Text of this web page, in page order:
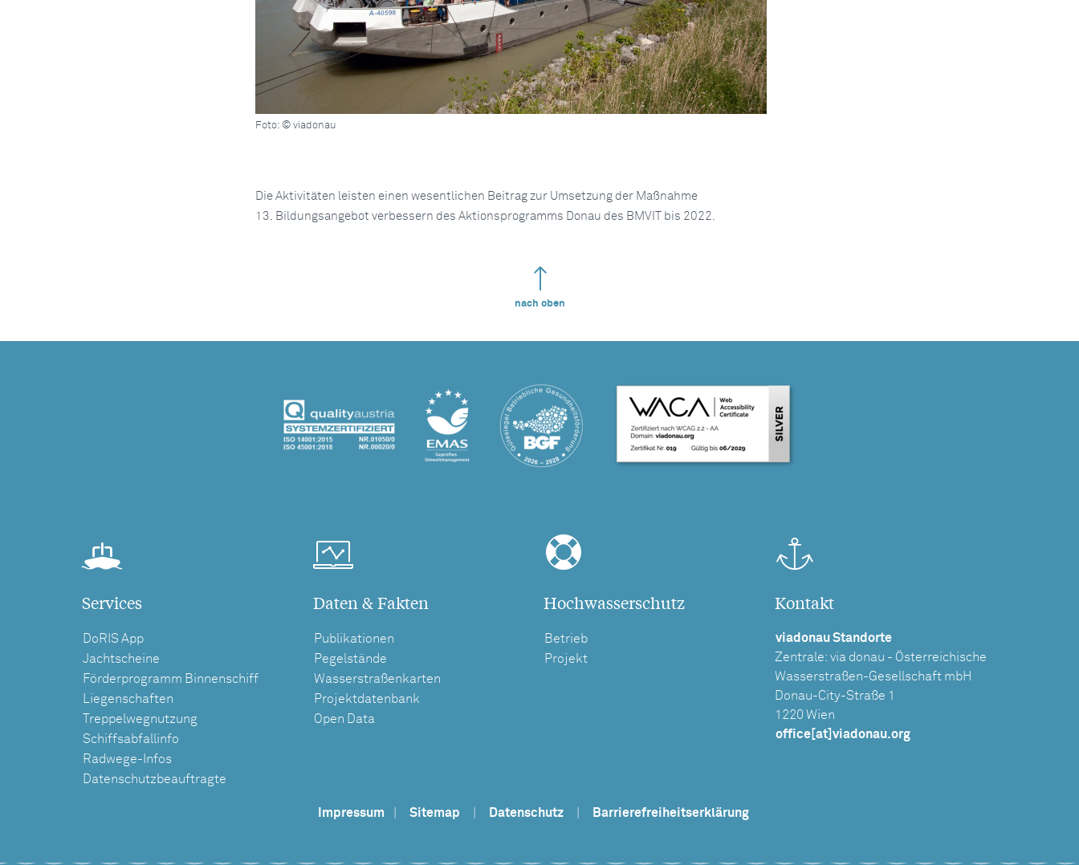
Foto: © viadonau
Die Aktivitäten leisten einen wesentlichen Beitrag zur Umsetzung der Maßnahme
13. Bildungsangebot verbessern des Aktionsprogramms Donau des BMVIT bis 2022.
nach oben
Services
DoRIS App
Jachtscheine
Förderprogramm Binnenschiff
Liegenschaften
Treppelwegnutzung
Schiffsabfallinfo
Radwege-Infos
Datenschutzbeauftragte
Daten & Fakten
Publikationen
Pegelstände
Wasserstraßenkarten
Projektdatenbank
Open Data
Hochwasserschutz
Betrieb
Projekt
Kontakt
viadonau Standorte
Zentrale: via donau - Österreichische
Wasserstraßen-Gesellschaft mbH
Donau-City-Straße 1
1220 Wien
office[at]viadonau.org
Impressum Sitemap Datenschutz Barrierefreiheitserklärung